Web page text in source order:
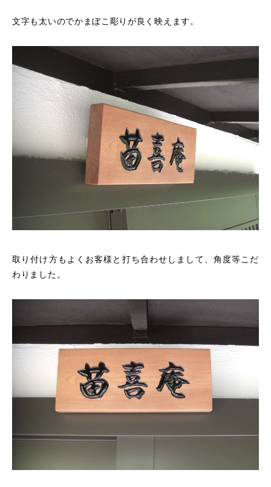
文字も太いのでかまぼこ彫りが良く映えます。
取り付け方もよくお客様と打ち合わせしまして、角度等こだ
わりました。